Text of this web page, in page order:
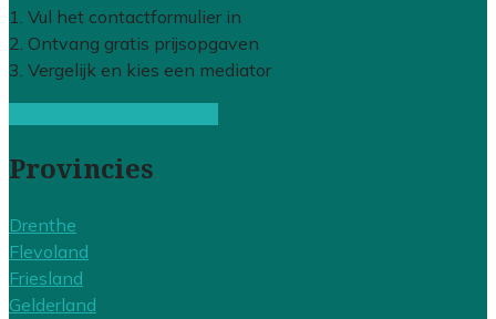
1. Vul het contactformulier in
2. Ontvang gratis prijsopgaven
3. Vergelijk en kies een mediator
Provincies
Drenthe
Flevoland
Friesland
Gelderland